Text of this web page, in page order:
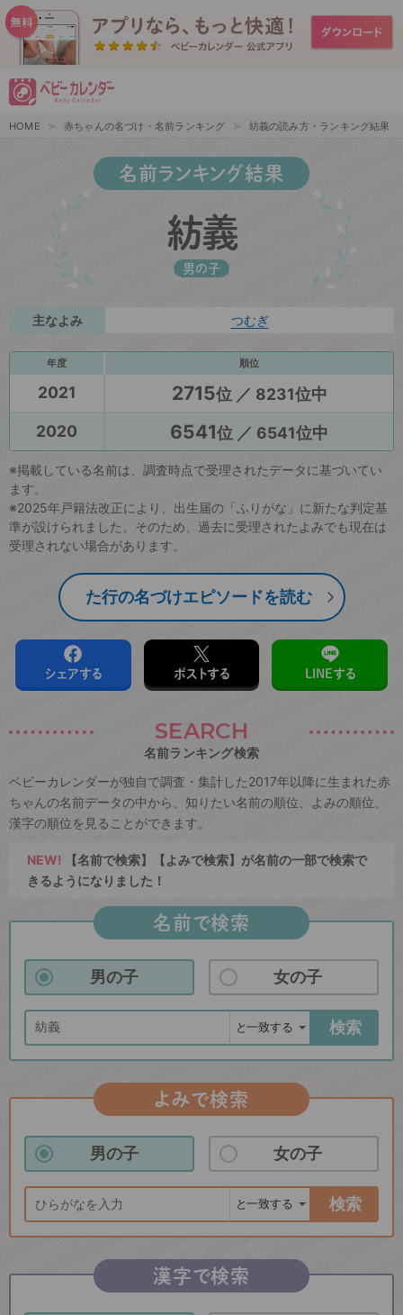
HOME 赤ちゃんの名づけ・名前ランキング 紡義の読み方・ランキング結果
名前ランキング結果
紡義
男の子
主なよみ つむぎ
年度 順位
2021 2715位 ／ 8231位中
2020
6541位 ／ 6541位中
※掲載している名前は、調査時点で受理されたデータに基づいてい
ます。
※2025年戸籍法改正により、出生届の「ふりがな」に新たな判定基
準が設けられました。そのため、過去に受理されたよみでも現在は
受理されない場合があります。
た行の名づけエピソードを読む
シェアする ポストする LINEする
SEARCH
名前ランキング検索
ベビーカレンダーが独自で調査・集計した2017年以降に生まれた赤
ちゃんの名前データの中から、知りたい名前の順位、よみの順位、
漢字の順位を見ることができます。
NEW! 【名前で検索】【よみで検索】が名前の一部で検索で
きるようになりました！
名前で検索
男の子 女の子
検索
よみで検索
男の子 女の子
検索
漢字で検索